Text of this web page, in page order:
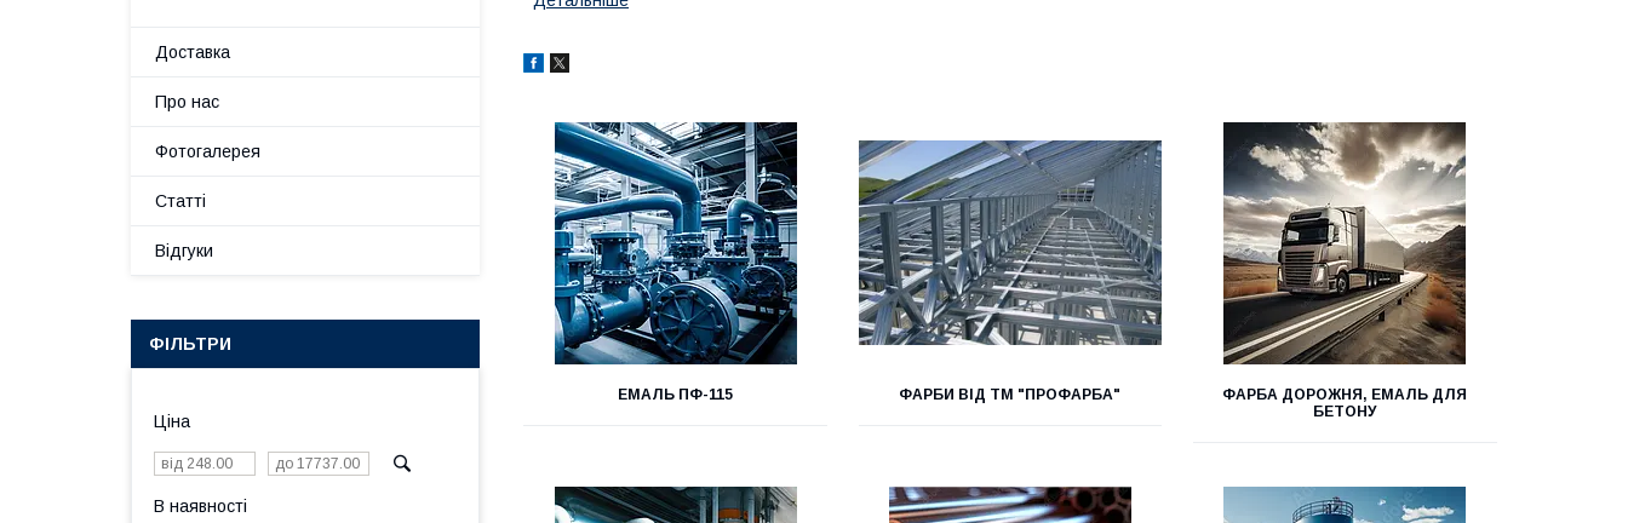
ЕМАЛЬ ПФ-115 ФАРБИ ВІД ТМ "ПРОФАРБА"
ФАРБА ДОРОЖНЯ, ЕМАЛЬ ДЛЯ
БЕТОНУ
Доставка
Про нас
Фотогалерея
Статті
Відгуки
ФІЛЬТРИ
Ціна
В наявності